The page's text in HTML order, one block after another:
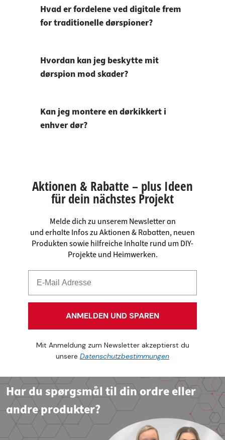
Hvad er fordelene ved digitale frem
for traditionelle dørspioner?
Hvordan kan jeg beskytte mit
dørspion mod skader?
Kan jeg montere en dørkikkert i
enhver dør?
Aktionen & Rabatte – plus Ideen
für dein nächstes Projekt
Melde dich zu unserem Newsletter an
und erhalte Infos zu Aktionen & Rabatten, neuen
Produkten sowie hilfreiche Inhalte rund um DIY-
Projekte und Heimwerken.
ANMELDEN UND SPAREN
Mit Anmeldung zum Newsletter akzeptierst du
unsere Datenschutzbestimmungen
Har du spørgsmål til din ordre eller
andre produkter?